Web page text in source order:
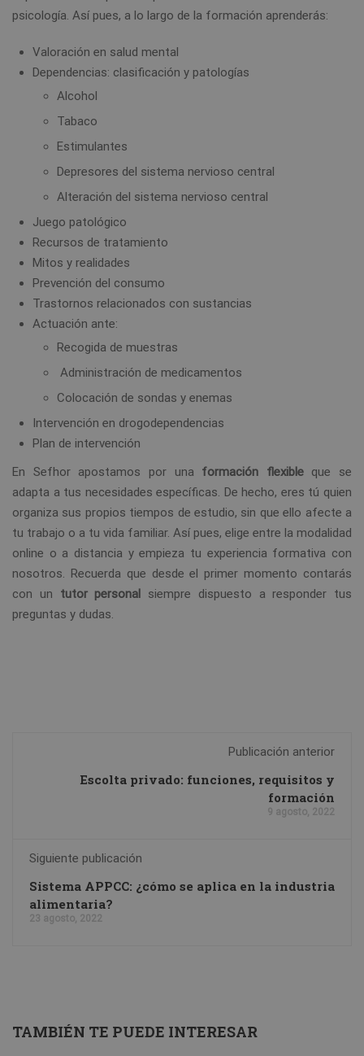
psicología. Así pues, a lo largo de la formación aprenderás:
Valoración en salud mental
Dependencias: clasificación y patologías
Alcohol
Tabaco
Estimulantes
Depresores del sistema nervioso central
Alteración del sistema nervioso central
Juego patológico
Recursos de tratamiento
Mitos y realidades
Prevención del consumo
Trastornos relacionados con sustancias
Actuación ante:
Recogida de muestras
Administración de medicamentos
Colocación de sondas y enemas
Intervención en drogodependencias
Plan de intervención
En Sefhor apostamos por una formación flexibleque se
adapta a tus necesidades específicas. De hecho, eres tú quien
organiza sus propios tiempos de estudio, sin que ello afecte a
tu trabajo o a tu vida familiar. Así pues, elige entre la modalidad
online o a distancia y empieza tu experiencia formativa con
nosotros. Recuerda que desde el primer momento contarás
con un tutor personal
siempre dispuesto a responder tus
preguntas y dudas.
Publicación anterior
Escolta privado: funciones, requisitos y
formación
9 agosto, 2022
Siguiente publicación
Sistema APPCC: ¿cómo se aplica en la industria
alimentaria?
23 agosto, 2022
TAMBIÉN TE PUEDE INTERESAR